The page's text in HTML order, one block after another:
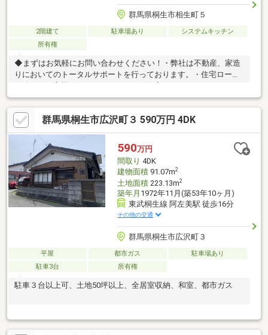
群馬県桐生市相生町５
2階建て 駐車場あり
システムキッチン
所有権
◆まずはお気軽にお問い合わせください！・弊社は不動産、家造
りにおいてのトータルサポートを行っております。・住宅ローン
す。・スタッフ一同、誠心誠意ご対応させていただきます！◆経
験知識が豊富なスタッフが在籍！迅速な対応を心掛けておりま
す。・お問合せを受けてから即日ご対応をさせていただきま
す。・その他物件情報も多数ございます！お気軽にお問い合わせ
ください。
群馬県桐生市広沢町３ 590万円 4DK
590万円
間取り 4DK
建物面積91.07m2
土地面積223.13m2
築年月 1972年11月(築53年10ヶ月)
東武桐生線 阿左美駅 徒歩16分
その他の交通
群馬県桐生市広沢町３
平屋 都市ガス
駐車場あり
駐車3台
所有権
駐車３台以上可、土地50坪以上、全居室収納、和室、都市ガス